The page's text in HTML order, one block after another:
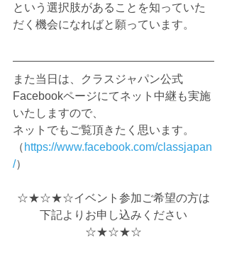
という選択肢があることを知っていた
だく機会になればと願っています。
また当日は、クラスジャパン公式
Facebookページにてネット中継も実施
いたしますので、
ネットでもご覧頂きたく思います。
（ https://www.facebook.com/classjapan
/）
☆★☆★☆イベント参加ご希望の方は
下記よりお申し込みください
☆★☆★☆